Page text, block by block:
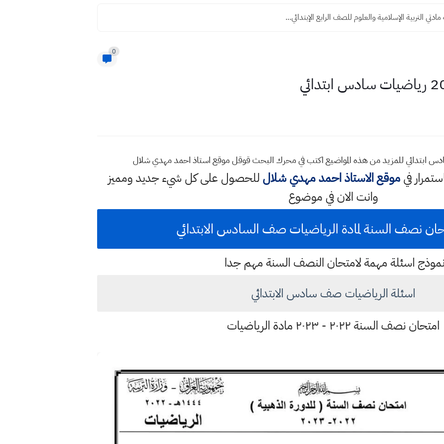
التربية الإسلامية والعلوم للصف الرابع الإبتدائي...
0
فيموقع الاستاذ احمد مهدي شلال للحصول على كل شيء جديد ومميز
وانت الان في موضوع
نصف السنة لمادة الرياضيات صف السادس الابتدائي
اسئلة مهمة لامتحان النصف السنة مهم جدا
اسئلة الرياضيات صف سادس الابتدائي
امتحان نصف السنة ٢٠٢٢ - ٢٠٢٣ مادة الرياضيات